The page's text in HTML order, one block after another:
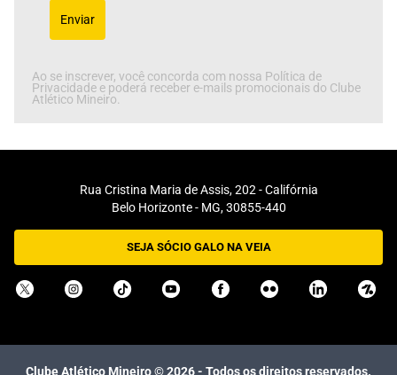
Enviar
Ao se inscrever, você concorda com nossa Política de
Privacidade e poderá receber e-mails promocionais do Clube
Atlético Mineiro.
Rua Cristina Maria de Assis, 202 - Califórnia
Belo Horizonte - MG, 30855-440
SEJA SÓCIO GALO NA VEIA
Clube Atlético Mineiro ©2026- Todos os direitos reservados.